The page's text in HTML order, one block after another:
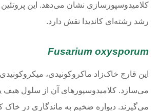
کلامیدوسپورسازی نشان می‌دهد. این
رشد رشته‌ای کاندیدا نقش دارد.
Fusarium oxysporum
این قارچ خاک‌زاد ماکروکونیدی،
می‌سازد. کلامیدوسپورهای آن از سلول هیف
می‌گیرند. دیواره ضخیم به ماندگاری در